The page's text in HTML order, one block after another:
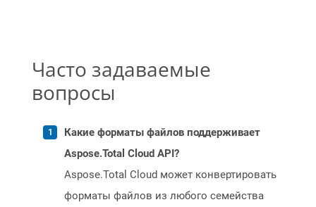
Часто задаваемые
вопросы
Какие форматы файлов поддерживает
Aspose.Total Cloud API?
Aspose.Total Cloud может конвертировать
форматы файлов из любого семейства